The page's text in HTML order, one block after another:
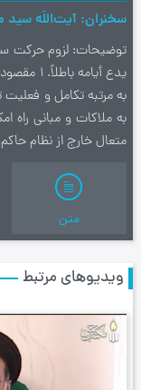
سخنران آیت‌اللَه
توضیحات لزوم حركت
يدع
به مرتبه تكامل و فعليت
متعال خارج از نظام
متن
ویدیوهای مرتبط